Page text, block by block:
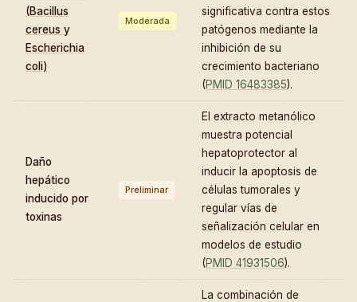
(Bacillus
cereus y
Escherichia
coli)
Moderada
significativa contra estos
patógenos mediante la
inhibición de su
crecimiento bacteriano
(PMID 16483385).
Daño
hepático
inducido por
toxinas
Preliminar
El extracto metanólico
muestra potencial
hepatoprotector al
inducir la apoptosis de
células tumorales y
regular vías de
señalización celular en
modelos de estudio
(PMID 41931506).
La combinación de